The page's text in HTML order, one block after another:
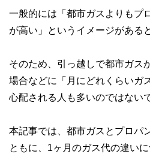
一般的には「都市ガスよりもプ
が高い」というイメージがある
そのため、引っ越しで都市ガス
場合などに「月にどれくらいガ
心配される人も多いのではない
本記事では、都市ガスとプロパ
ともに、1ヶ月のガス代の違い